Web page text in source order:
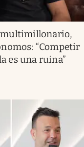
multimillonario,
“Competir
es una ruina”